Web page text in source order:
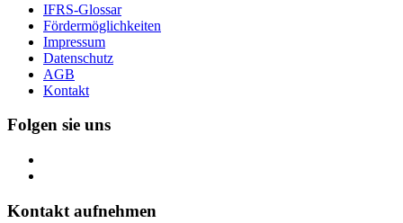
IFRS-Glossar
Fördermöglichkeiten
Impressum
Datenschutz
AGB
Kontakt
Folgen sie uns
Kontakt aufnehmen